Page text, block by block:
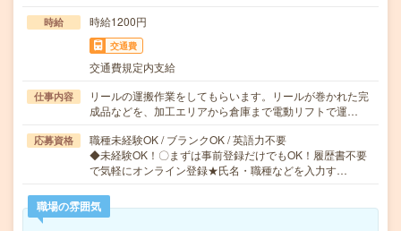
時給 時給1200円
交通費
交通費規定内支給
仕事内容
リールの運搬作業をしてもらいます。リールが巻かれた完
成品などを、加工エリアから倉庫まで電動リフトで運…
応募資格
職種未経験OK / ブランクOK / 英語力不要
◆未経験OK！〇まずは事前登録だけでもOK！履歴書不要
で気軽にオンライン登録★氏名・職種などを入力す…
職場の雰囲気